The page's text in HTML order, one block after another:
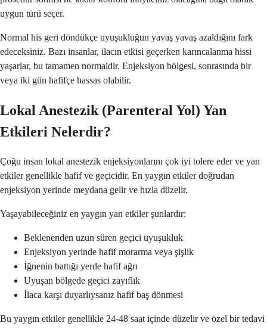
uygun türü seçer.
Normal his geri döndükçe uyuşukluğun yavaş yavaş azaldığını fark
edeceksiniz. Bazı insanlar, ilacın etkisi geçerken karıncalanma hissi
yaşarlar, bu tamamen normaldir. Enjeksiyon bölgesi, sonrasında bir
veya iki gün hafifçe hassas olabilir.
Lokal Anestezik (Parenteral Yol) Yan
Etkileri Nelerdir?
Çoğu insan lokal anestezik enjeksiyonlarını çok iyi tolere eder ve yan
etkiler genellikle hafif ve geçicidir. En yaygın etkiler doğrudan
enjeksiyon yerinde meydana gelir ve hızla düzelir.
Yaşayabileceğiniz en yaygın yan etkiler şunlardır:
Beklenenden uzun süren geçici uyuşukluk
Enjeksiyon yerinde hafif morarma veya şişlik
İğnenin battığı yerde hafif ağrı
Uyuşan bölgede geçici zayıflık
İlaca karşı duyarlıysanız hafif baş dönmesi
Bu yaygın etkiler genellikle 24-48 saat içinde düzelir ve özel bir tedavi